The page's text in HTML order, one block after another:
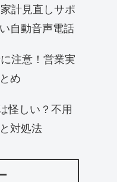
計見直しサポ
自動音声電話
注意！営業実
め
怪しい？不用
対処法